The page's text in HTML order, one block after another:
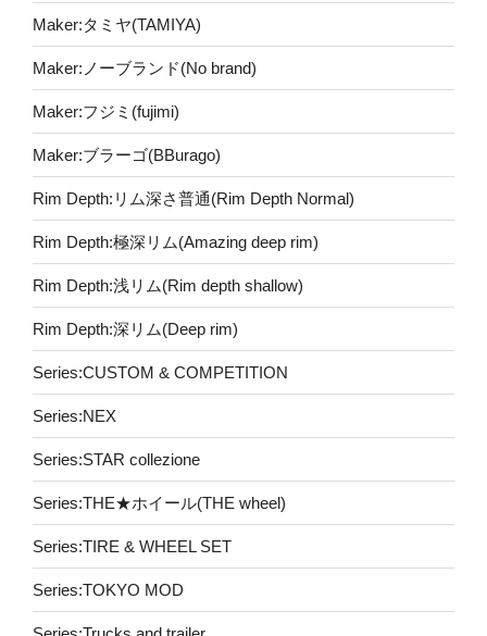
Maker:タミヤ(TAMIYA)
Maker:ノーブランド(No brand)
Maker:フジミ(fujimi)
Maker:ブラーゴ(BBurago)
Rim Depth:リム深さ普通(Rim Depth Normal)
Rim Depth:極深リム(Amazing deep rim)
Rim Depth:浅リム(Rim depth shallow)
Rim Depth:深リム(Deep rim)
Series:CUSTOM & COMPETITION
Series:NEX
Series:STAR collezione
Series:THE★ホイール(THE wheel)
Series:TIRE & WHEEL SET
Series:TOKYO MOD